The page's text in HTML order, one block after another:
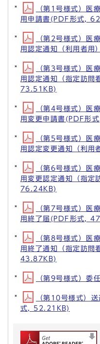
（第1号様式）医
用申請書(PDF形式,
（第2号様式）医
用認定通知（利用者
（第3号様式）医
用認定通知（指定訪問
73.51KB)
（第4号様式）医
用変更申請書(PDF形
（第5号様式）医
用認定変更通知（利
（第6号様式）医
用変更認定通知（指定
76.24KB)
（第7号様式）医
用終了届(PDF形式,
（第8号様式）医
用終了通知（指定訪問
43.87KB)
（第9号様式）
（第10号様式）
式, 52.21KB)